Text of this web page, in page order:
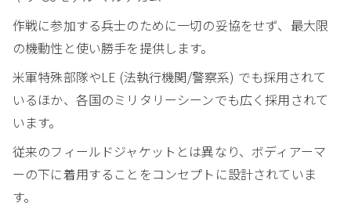
作戦に参加する兵士のために一切の妥協をせず、最大限
の機動性と使い勝手を提供します。
米軍特殊部隊やLE (法執行機関/警察系) でも採用されて
いるほか、各国のミリタリーシーンでも広く採用されて
います。
従来のフィールドジャケットとは異なり、ボディアーマ
ーの下に着用することをコンセプトに設計されていま
す。